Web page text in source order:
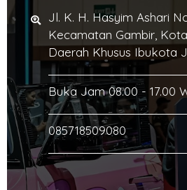
Jl. K. H. Hasyim Ashari
Kecamatan Gambir,
Daerah Khusus Ibukota
Buka Jam 08.00 - 17.00
085718509080